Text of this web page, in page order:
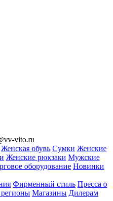
vito.ru
Женская обувь Сумки Женские
Женские рюкзаки Мужские
оборудование Новинки
Фирменный стиль Пресса о
Магазины Дилерам